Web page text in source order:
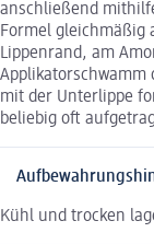
anschließend
Formel gleichmäßig
Lippenrand, am
Applikatorschwamm
mit der Unterlippe
beliebig oft
Kühl und trocken